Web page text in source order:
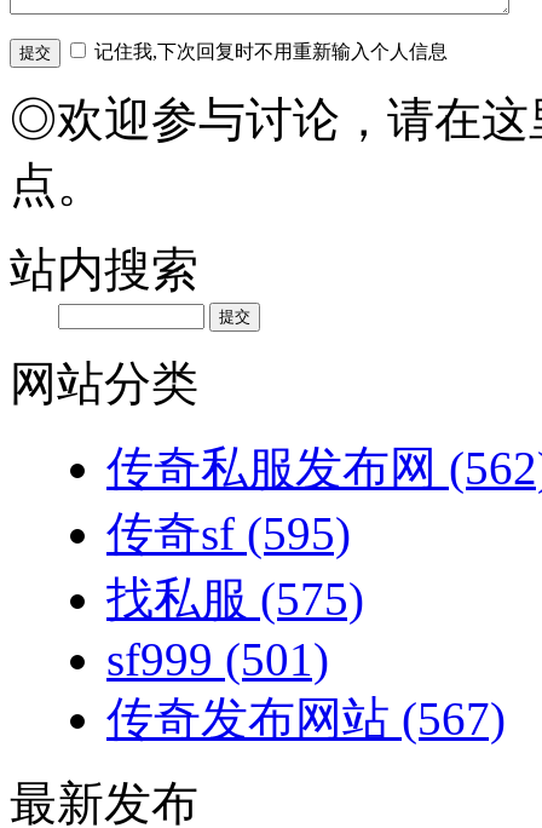
记住我,下次回复时不用重新输入个人信息
◎欢迎参与讨论，请在这
点。
站内搜索
网站分类
传奇私服发布网
传奇sf (595)
找私服 (575)
sf999 (501)
传奇发布网站 (567)
最新发布